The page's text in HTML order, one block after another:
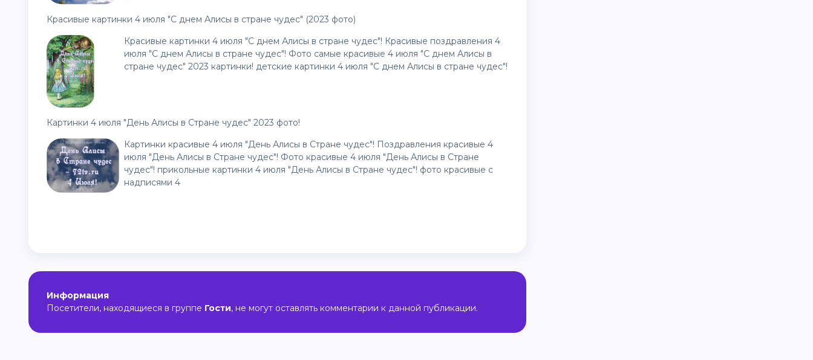
Красивые картинки 4 июля "С днем Алисы в стране чудес" (2023 фото)
Красивые картинки 4 июля "С днем Алисы в стране чудес"! Красивые поздравления 4
июля "С днем Алисы в стране чудес"! Фото самые красивые 4 июля "С днем Алисы в
стране чудес" 2023 картинки! детские картинки 4 июля "С днем Алисы в стране чудес"!
Картинки 4 июля "День Алисы в Стране чудес" 2023 фото!
Картинки красивые 4 июля "День Алисы в Стране чудес"! Поздравления красивые 4
июля "День Алисы в Стране чудес"! Фото красивые 4 июля "День Алисы в Стране
чудес"! прикольные картинки 4 июля "День Алисы в Стране чудес"! фото красивые с
надписями 4
Информация
Посетители, находящиеся в группе Гости, не могут оставлять комментарии к данной публикации.